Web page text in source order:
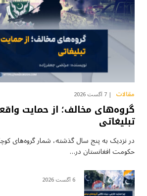
مقالات 7 آگست 2026
گروه‌های مخالف؛ از حمایت
تبلیغاتی
در نزدیک به پنج سال گذشته، شمار گروه‌های
حکومت افغانستان در…
6 آگست 2026